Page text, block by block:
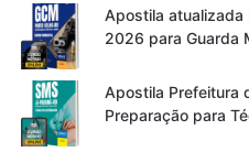
Apostila atualizada
2026 para Guarda
Apostila Prefeitura
Preparação para